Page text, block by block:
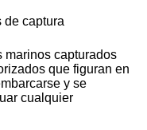
de captura
marinos capturados
que figuran en
y se
cualquier